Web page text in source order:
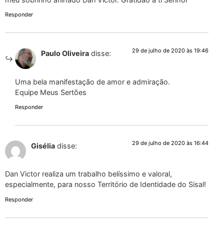
Responder
Paulo Oliveira disse: 29 de julho de 2020 às 19:46
Uma bela manifestação de amor e admiração.
Equipe Meus Sertões
Responder
Gisélia disse: 29 de julho de 2020 às 16:44
Dan Victor realiza um trabalho belíssimo e valoral,
especialmente, para nosso Território de Identidade do Sisal!
Responder